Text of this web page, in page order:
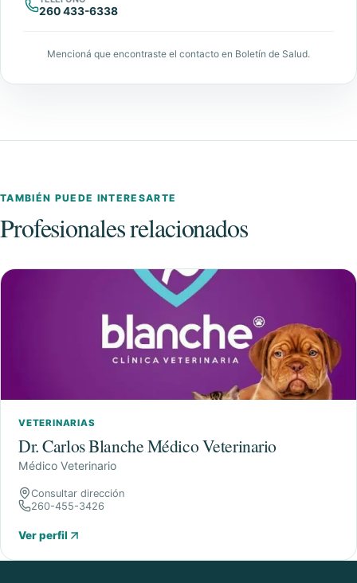
260 433-6338
Mencioná que encontraste el contacto en Boletín de Salud.
TAMBIÉN PUEDE INTERESARTE
Profesionales relacionados
VETERINARIAS
Dr. Carlos Blanche Médico Veterinario
Médico Veterinario
Consultar dirección
260-455-3426
Ver perfil